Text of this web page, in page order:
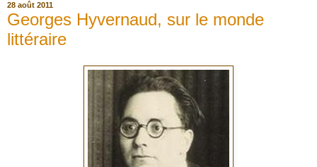
28 août 2011
Georges Hyvernaud, sur le monde
littéraire